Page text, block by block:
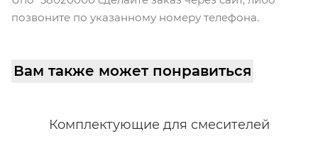
позвоните по указанному номеру телефона.
Вам также может понравиться
Комплектующие для смесителей